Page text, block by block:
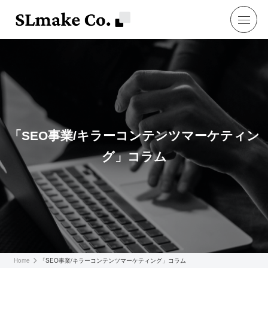
「SEO事業/キラーコンテンツマーケティン
グ」コラム
Home 「SEO事業/キラーコンテンツマーケティング」コラム